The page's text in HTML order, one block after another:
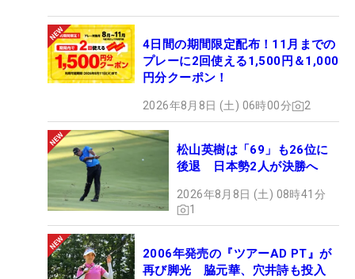
4日間の期間限定配布！11月までの
プレーに2回使える1,500円＆1,000
円分クーポン！
2026年8月8日 (土) 06時00分 2
松山英樹は「69」も26位に
後退 日本勢2人が決勝へ
2026年8月8日 (土) 08時41分
1
2006年発売の『ツアーAD PT』が
再び脚光 脇元華、穴井詩も投入